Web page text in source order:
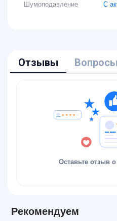
Шумоподавление С
Отзывы Вопросы
Оставьте отзыв
Рекомендуем